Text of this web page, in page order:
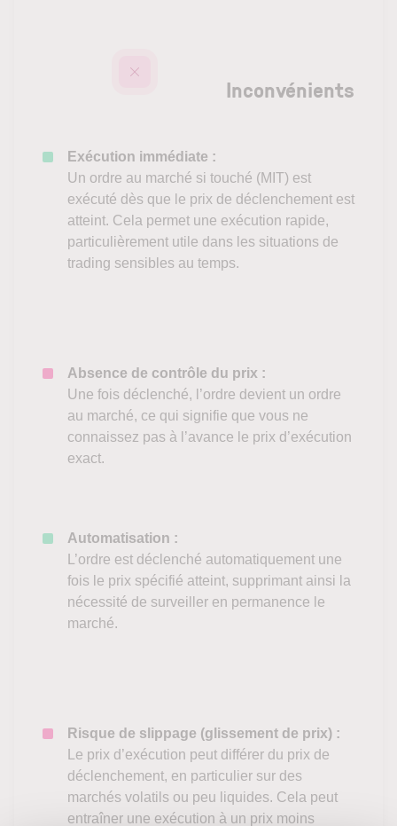
Inconvénients
Exécution immédiate :
Un ordre au marché si touché (MIT) est
exécuté dès que le prix de déclenchement est
atteint. Cela permet une exécution rapide,
particulièrement utile dans les situations de
trading sensibles au temps.
Absence de contrôle du prix :
Une fois déclenché, l’ordre devient un ordre
au marché, ce qui signifie que vous ne
connaissez pas à l’avance le prix d’exécution
exact.
Automatisation :
L’ordre est déclenché automatiquement une
fois le prix spécifié atteint, supprimant ainsi la
nécessité de surveiller en permanence le
marché.
Risque de slippage (glissement de prix) :
Le prix d’exécution peut différer du prix de
déclenchement, en particulier sur des
marchés volatils ou peu liquides. Cela peut
entraîner une exécution à un prix moins